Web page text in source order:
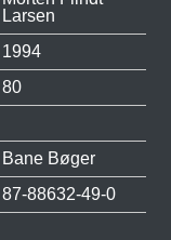
Larsen
1994
80
Bane Bøger
87-88632-49-0